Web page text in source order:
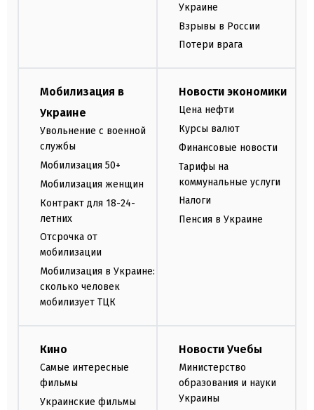
Украине
Взрывы в России
Потери врага
Мобилизация в
Украине
Увольнение с военной
службы
Мобилизация 50+
Мобилизация женщин
Контракт для 18-24-
летних
Отсрочка от
мобилизации
Мобилизация в Украине:
сколько человек
мобилизует ТЦК
Новости экономики
Цена нефти
Курсы валют
Финансовые новости
Тарифы на
коммунальные услуги
Налоги
Пенсия в Украине
Кино
Самые интересные
фильмы
Украинские фильмы
Новости Учебы
Министерство
образования и науки
Украины